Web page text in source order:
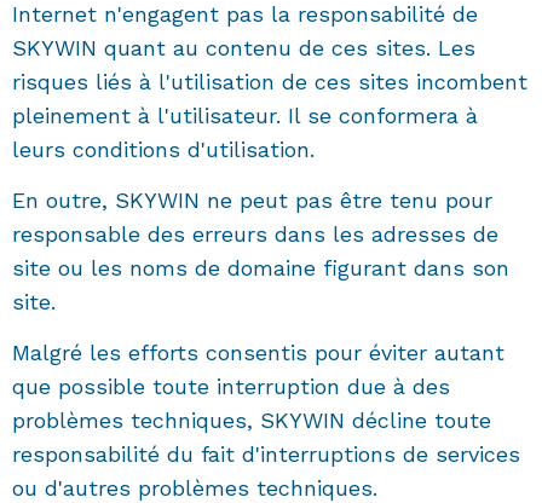
Internet n'engagent pas la responsabilité de
SKYWIN quant au contenu de ces sites. Les
risques liés à l'utilisation de ces sites incombent
pleinement à l'utilisateur. Il se conformera à
leurs conditions d'utilisation.
En outre, SKYWIN ne peut pas être tenu pour
responsable des erreurs dans les adresses de
site ou les noms de domaine figurant dans son
site.
Malgré les efforts consentis pour éviter autant
que possible toute interruption due à des
problèmes techniques, SKYWIN décline toute
responsabilité du fait d'interruptions de services
ou d'autres problèmes techniques.